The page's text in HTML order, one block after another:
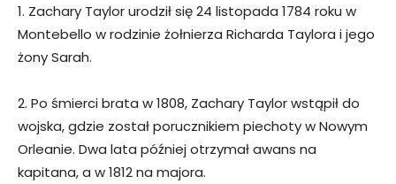
1. Zachary Taylor urodził się 24 listopada 1784 roku w
Montebello w rodzinie żołnierza Richarda Taylora i jego
żony Sarah.
2. Po śmierci brata w 1808, Zachary Taylor wstąpił do
wojska, gdzie został porucznikiem piechoty w Nowym
Orleanie. Dwa lata później otrzymał awans na
kapitana, a w 1812 na majora.